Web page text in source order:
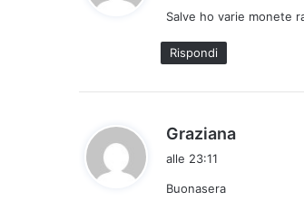
e
t
t
Salve ho varie monete
Rispondi
Graziana
alle 23:11
Buonasera